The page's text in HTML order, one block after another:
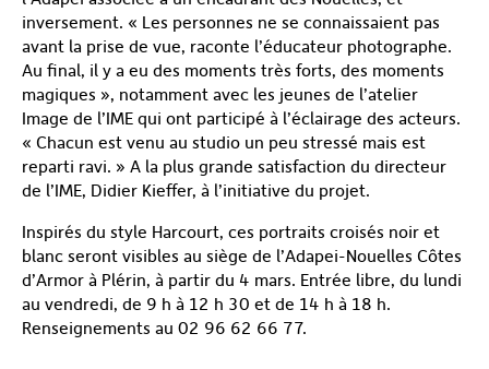
inversement. « Les personnes ne se connaissaient pas
avant la prise de vue, raconte l’éducateur photographe.
Au final, il y a eu des moments très forts, des moments
magiques », notamment avec les jeunes de l’atelier
Image de l’IME qui ont participé à l’éclairage des acteurs.
« Chacun est venu au studio un peu stressé mais est
reparti ravi. » A la plus grande satisfaction du directeur
de l’IME, Didier Kieffer, à l’initiative du projet.
Inspirés du style Harcourt, ces portraits croisés noir et
blanc seront visibles au siège de l’Adapei-Nouelles Côtes
d’Armor à Plérin, à partir du 4 mars. Entrée libre, du lundi
au vendredi, de 9 h à 12 h 30 et de 14 h à 18 h.
Renseignements au 02 96 62 66 77.